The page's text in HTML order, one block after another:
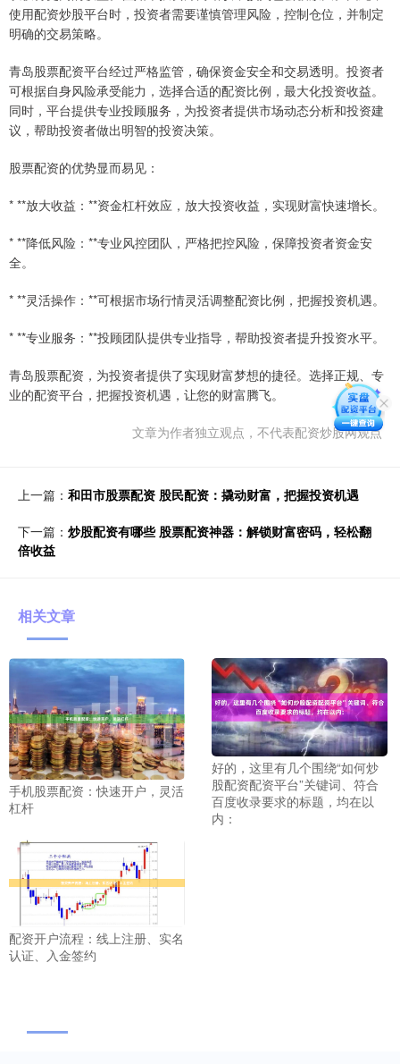
使用配资炒股平台时，投资者需要谨慎管理风险，控制仓位，并制定
明确的交易策略。
青岛股票配资平台经过严格监管，确保资金安全和交易透明。投资者
可根据自身风险承受能力，选择合适的配资比例，最大化投资收益。
同时，平台提供专业投顾服务，为投资者提供市场动态分析和投资建
议，帮助投资者做出明智的投资决策。
股票配资的优势显而易见：
* **放大收益：**资金杠杆效应，放大投资收益，实现财富快速增长。
* **降低风险：**专业风控团队，严格把控风险，保障投资者资金安
全。
* **灵活操作：**可根据市场行情灵活调整配资比例，把握投资机遇。
* **专业服务：**投顾团队提供专业指导，帮助投资者提升投资水平。
青岛股票配资，为投资者提供了实现财富梦想的捷径。选择正规、专
业的配资平台，把握投资机遇，让您的财富腾飞。
文章为作者独立观点，不代表配资炒股网观点
上一篇： 和田市股票配资 股民配资：撬动财富，把握投资机遇
下一篇： 炒股配资有哪些 股票配资神器：解锁财富密码，轻松翻
倍收益
相关文章
手机股票配资：快速开户，灵活
杠杆
好的，这里有几个围绕“如何炒
股配资配资平台”关键词、符合
百度收录要求的标题，均在以
内：
配资开户流程：线上注册、实名
认证、入金签约